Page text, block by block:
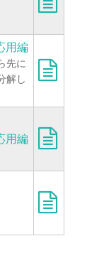
用編
先に
解し
用編